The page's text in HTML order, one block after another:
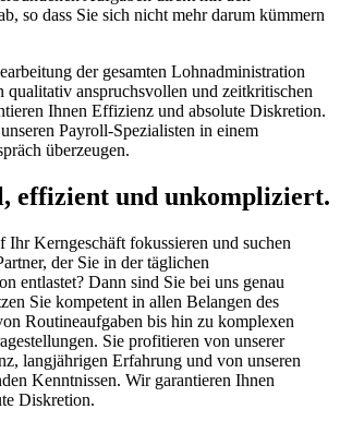
so dass Sie sich nicht mehr darum kümmern
der gesamten Lohnadministration
qualitativ anspruchsvollen und zeitkritischen
Ihnen Effizienz und absolute Diskretion.
Payroll-Spezialisten in einem
überzeugen.
effizient und unkompliziert.
Ihr Kerngeschäft fokussieren und suchen
der Sie in der täglichen
entlastet? Dann sind Sie bei uns genau
Sie kompetent in allen Belangen des
Routineaufgaben bis hin zu komplexen
Sie profitieren von unserer
langjährigen Erfahrung und von unseren
Kenntnissen. Wir garantieren Ihnen
Diskretion.